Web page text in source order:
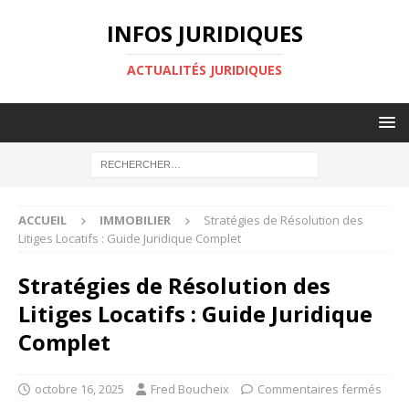
INFOS JURIDIQUES
ACTUALITÉS JURIDIQUES
ACCUEIL IMMOBILIER
Stratégies de Résolution des
Litiges Locatifs : Guide Juridique Complet
Stratégies de Résolution des
Litiges Locatifs : Guide Juridique
Complet
octobre 16, 2025 Fred Boucheix Commentaires fermés